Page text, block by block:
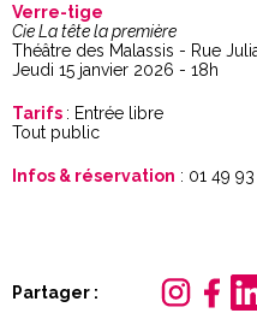
Verre-tige
Cie La tête la première
Théâtre des Malassis - Rue
Jeudi 15 janvier 2026 - 18h
Tarifs : Entrée libre
Tout public
Infos & réservation : 01 49
Partager :